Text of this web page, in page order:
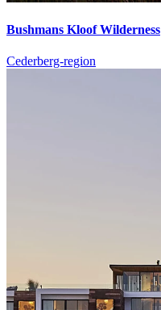
Bushmans Kloof Wilderness
Cederberg-region